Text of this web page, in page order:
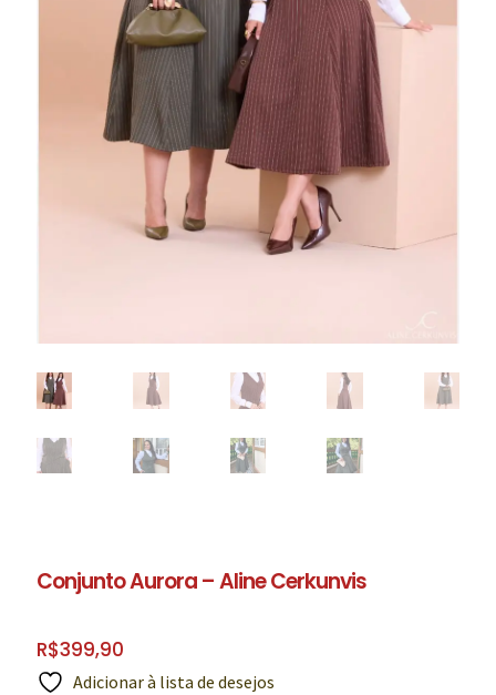
Conjunto Aurora – Aline Cerkunvis
R$399,90
Adicionar à lista de desejos